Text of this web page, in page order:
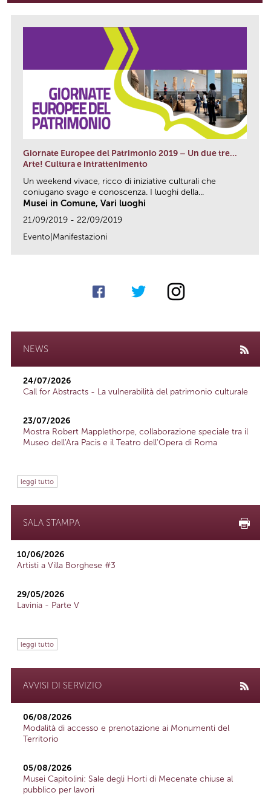
Giornate Europee del Patrimonio 2019 – Un due tre…
Arte! Cultura e intrattenimento
Un weekend vivace, ricco di iniziative culturali che
coniugano svago e conoscenza. I luoghi della...
Musei in Comune, Vari luoghi
21/09/2019 - 22/09/2019
Evento|Manifestazioni
NEWS
24/07/2026
Call for Abstracts - La vulnerabilità del patrimonio culturale
23/07/2026
Mostra Robert Mapplethorpe, collaborazione speciale tra il
Museo dell'Ara Pacis e il Teatro dell'Opera di Roma
leggi tutto
SALA STAMPA
10/06/2026
Artisti a Villa Borghese #3
29/05/2026
Lavinia - Parte V
leggi tutto
AVVISI DI SERVIZIO
06/08/2026
Modalità di accesso e prenotazione ai Monumenti del
Territorio
05/08/2026
Musei Capitolini: Sale degli Horti di Mecenate chiuse al
pubblico per lavori